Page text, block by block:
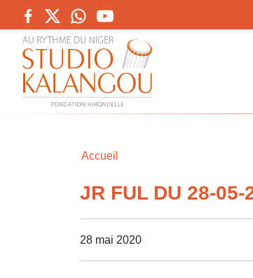
Accueil
JR FUL DU 28-05-
28 mai 2020